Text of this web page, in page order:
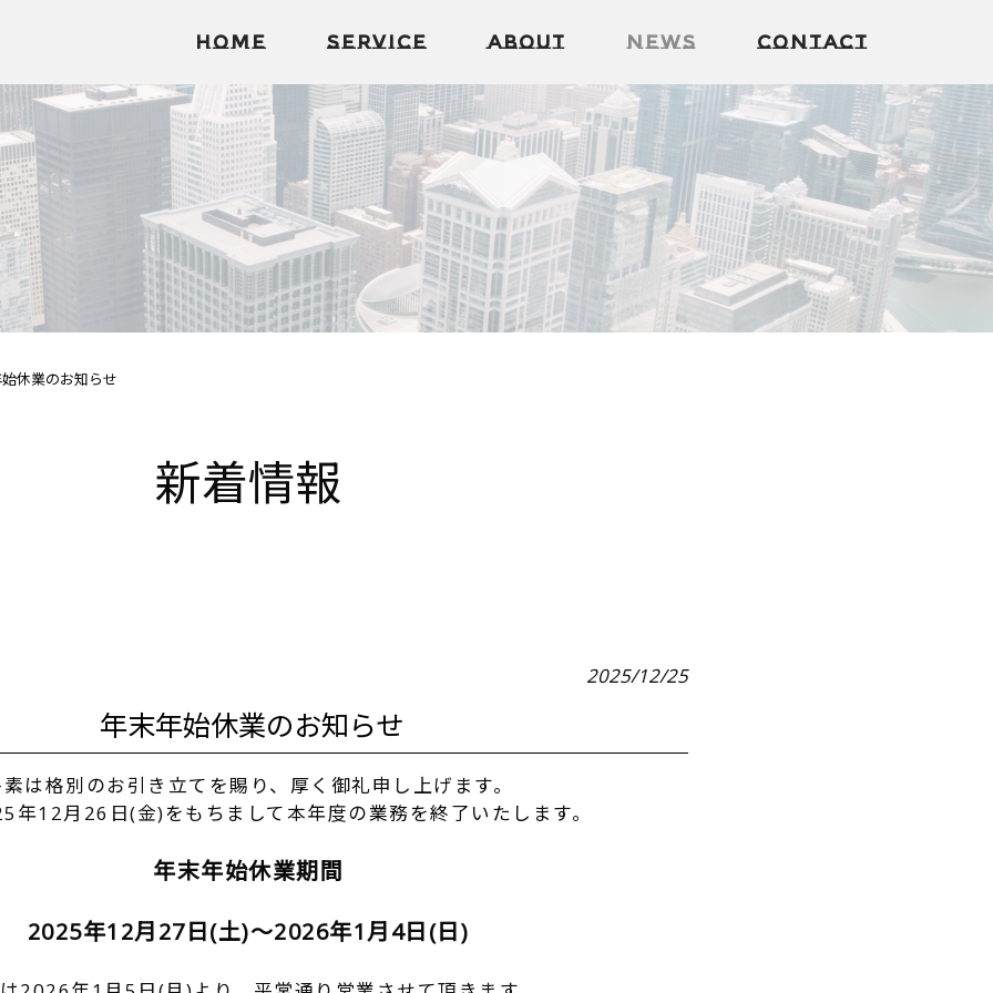
Home Service About News Contact
休業のお知らせ
新着情報
2025/12/25
年末年始休業のお知らせ
は格別のお引き立てを賜り、厚く御礼申し上げます。
年12月26日(金)をもちまして本年度の業務を終了いたします。
年末年始休業期間
2025年12月27日(土)～2026年1月4日(日)